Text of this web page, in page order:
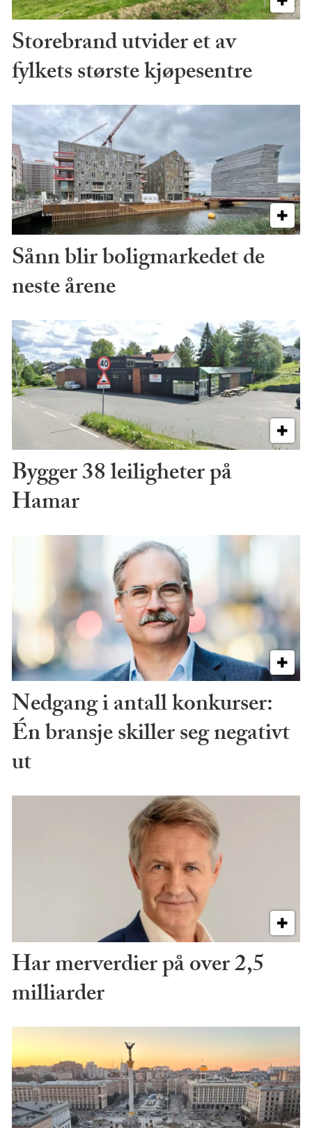
Storebrand utvider et av
fylkets største kjøpesentre
Sånn blir boligmarkedet de
neste årene
Bygger 38 leiligheter på
Hamar
Nedgang i antall konkurser:
Én bransje skiller seg negativt
ut
Har merverdier på over 2,5
milliarder